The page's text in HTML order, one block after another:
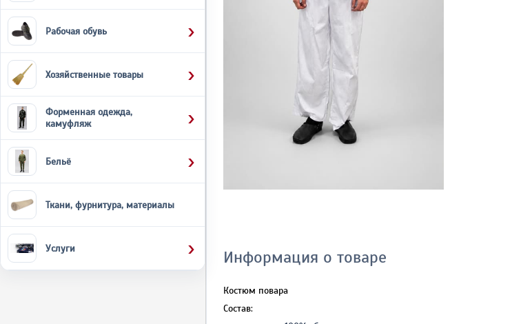
Рабочая обувь
Хозяйственные товары
Форменная одежда,
камуфляж
Бельё
Ткани, фурнитура, материалы
Услуги Информация о товаре
Костюм повара
Состав: